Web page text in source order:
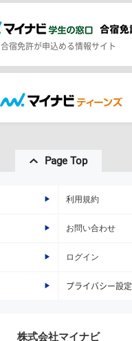
合宿免許が申込める情報サイト
Page Top
利用規約
お問い合わせ
ログイン
プライバシー設定
株式会社マイナビ